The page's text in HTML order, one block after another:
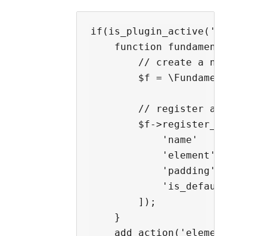
function
// create a new
$f =
// register a new
$f-
'name'       =>
'element'    =>
'padding'    =>
'is_default' =>
        ]);
    }
add_action('elementor/